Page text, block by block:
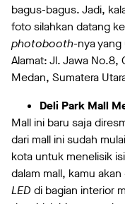
bagus-bagus. Jadi,
foto silahkan datang
photobooth-nya
Alamat: Jl. Jawa
Medan, Sumatera
Deli Park Mall
Mall ini baru saja
dari mall ini sudah
kota untuk menelisik
dalam mall, kamu
LED di bagian interior